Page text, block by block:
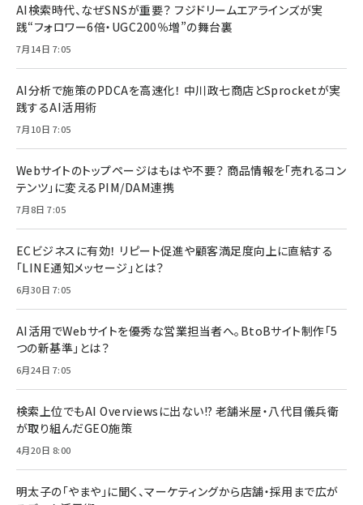
AI検索時代、なぜSNSが重要？ フジドリームエアラインズが実
践“フォロワー6倍・UGC200％増”の舞台裏
7月14日 7:05
AI分析で施策のPDCAを高速化！ 中川政七商店とSprocketが実
践するAI活用術
7月10日 7:05
Webサイトのトップページはもはや不要？ 商品情報を「売れるコン
テンツ」に変えるPIM/DAM連携
7月8日 7:05
ECビジネスに有効！ リピート促進や顧客満足度向上に直結する
「LINE通知メッセージ」とは？
6月30日 7:05
AI活用でWebサイトを優秀な営業担当者へ。BtoBサイト制作「5
つの新基準」とは？
6月24日 7:05
検索上位でもAI Overviewsに出ない!? 老舗米屋・八代目儀兵衛
が取り組んだGEO施策
4月20日 8:00
明太子の「やまや」に聞く、マーケティングから店舗・採用まで広が